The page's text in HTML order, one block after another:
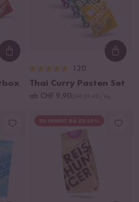
Loading...
120
Thai Curry Pasten Set
ab CHF 9.90
DU SPARST BIS ZU 20 %